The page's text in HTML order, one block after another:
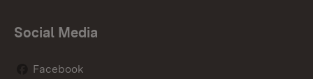
Social Media
Facebook